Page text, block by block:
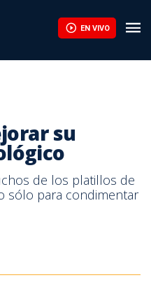
EN VIVO
su
de los platillos de
sólo para condimentar